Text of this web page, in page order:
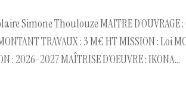
Simone Thoulouze MAITRE
TRAVAUX : 3 M€ HT MISSION : Loi
: 2026-2027 MAÎTRISE D’OEUVRE : IKONA...